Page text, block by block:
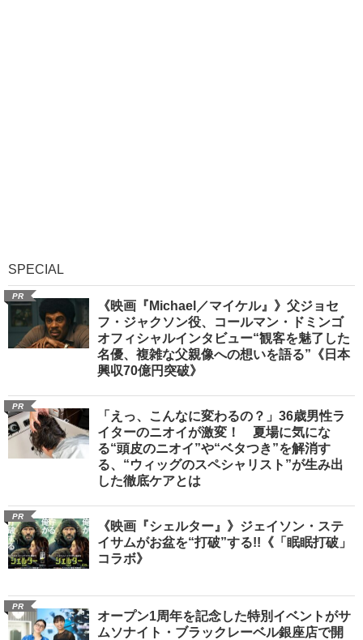
SPECIAL
PR
《映画『Michael／マイケル』》父ジョセ
フ・ジャクソン役、コールマン・ドミンゴ
オフィシャルインタビュー“観客を魅了した
名優、複雑な父親像への想いを語る”《日本
興収70億円突破》
PR
「えっ、こんなに変わるの？」36歳男性ラ
イターのニオイが激変！ 夏場に気にな
る“頭皮のニオイ”や“ベタつき”を解消す
る、“ウィッグのスペシャリスト”が生み出
した徹底ケアとは
PR
《映画『シェルター』》ジェイソン・ステ
イサムがお盆を“打破”する!!《「眠眠打破」
コラボ》
PR
オープン1周年を記念した特別イベントがサ
ムソナイト・ブラックレーベル銀座店で開